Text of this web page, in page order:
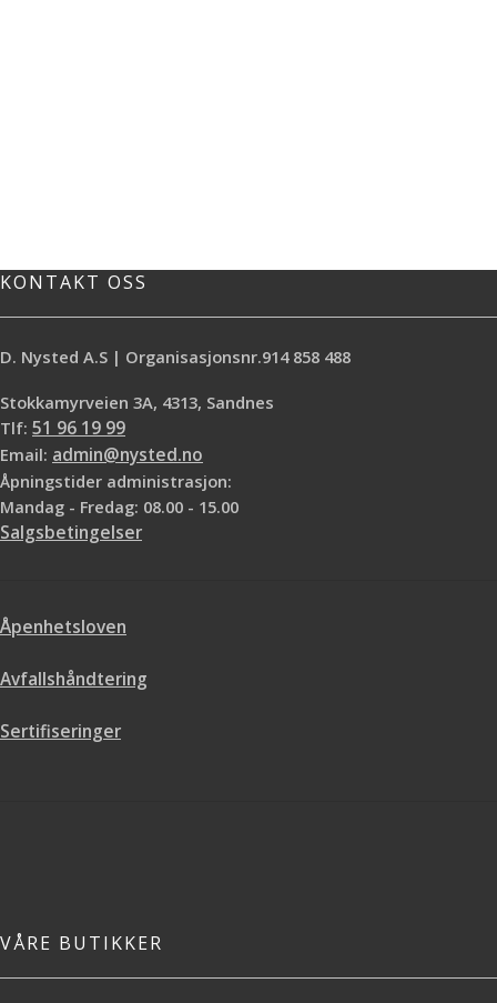
KONTAKT OSS
D. Nysted A.S | Organisasjonsnr.914 858 488
Stokkamyrveien 3A, 4313, Sandnes
Tlf: 51 96 19 99
Email: admin@nysted.no
Åpningstider administrasjon:
Mandag - Fredag: 08.00 - 15.00
Salgsbetingelser
Åpenhetsloven
Avfallshåndtering
Sertifiseringer
VÅRE BUTIKKER